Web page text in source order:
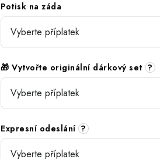
Potisk na záda
🎁 Vytvořte originální dárkový set ?
Expresní odeslání ?